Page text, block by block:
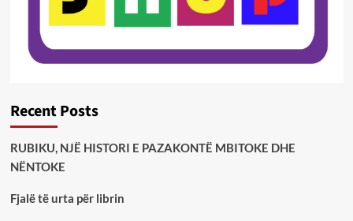
Recent Posts
RUBIKU, NJË HISTORI E PAZAKONTË MBITOKE DHE
NËNTOKE
Fjalë të urta për librin